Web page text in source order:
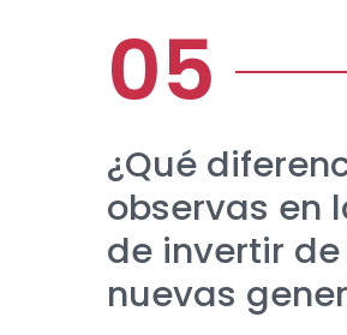
¿Qué
observas en
de invertir
nuevas